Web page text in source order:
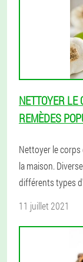
NETTOYER LE
REMÈDES
Nettoyer le corps
la maison.
différents types
11 juillet 2021